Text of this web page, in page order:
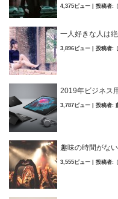
4,375ビュー 投稿者:
一人好きな人は
3,896ビュー 投稿者:
2019年ビジネス
3,787ビュー 投稿者:
趣味の時間がな
3,555ビュー 投稿者: